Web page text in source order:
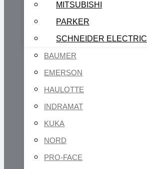
MITSUBISHI
PARKER
SCHNEIDER ELECTRIC
BAUMER
EMERSON
HAULOTTE
INDRAMAT
KUKA
NORD
PRO-FACE